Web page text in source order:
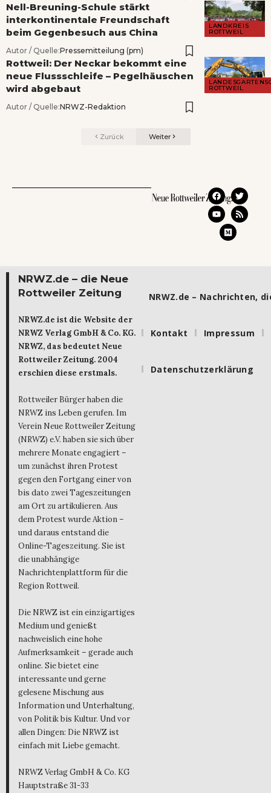
LANDKREIS
ROTTWEIL
Nell-Breuning-Schule stärkt
interkontinentale Freundschaft
beim Gegenbesuch aus China
Autor / Quelle:Pressemitteilung (pm)
ROTTWEIL
Rottweil: Der Neckar bekommt eine
neue Flussschleife – Pegelhäuschen
wird abgebaut
Autor / Quelle:NRWZ-Redaktion
Zurück Weiter
NRWZ.de – die Neue
Rottweiler Zeitung
NRWZ.de ist die Website der
NRWZ Verlag GmbH & Co. KG.
NRWZ, das bedeutet Neue
Rottweiler Zeitung. 2004
erschien diese erstmals.
Rottweiler Bürger haben die
NRWZ ins Leben gerufen. Im
Verein Neue Rottweiler Zeitung
(NRWZ) e.V. haben sie sich über
mehrere Monate engagiert –
um zunächst ihren Protest
gegen den Fortgang einer von
bis dato zwei Tageszeitungen
am Ort zu artikulieren. Aus
dem Protest wurde Aktion –
und daraus entstand die
Online-Tageszeitung. Sie ist
die unabhängige
Nachrichtenplattform für die
Region Rottweil.
Die NRWZ ist ein einzigartiges
Medium und genießt
nachweislich eine hohe
Aufmerksamkeit – gerade auch
online. Sie bietet eine
interessante und gerne
gelesene Mischung aus
Information und Unterhaltung,
von Politik bis Kultur. Und vor
allen Dingen: Die NRWZ ist
einfach mit Liebe gemacht.
NRWZ Verlag GmbH & Co. KG
Hauptstraße 31-33
NRWZ.de – Nachrichten,
Kontakt Impressum
Datenschutzerklärung